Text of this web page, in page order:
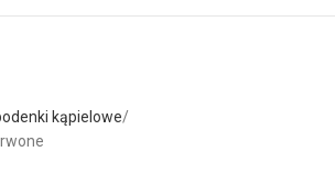
kąpielowe